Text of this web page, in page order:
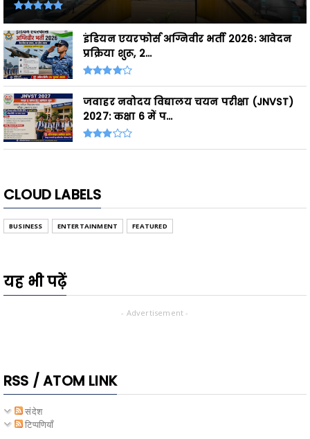
इंडियन एयरफोर्स अग्निवीर भर्ती 2026: आवेदन
प्रक्रिया शुरू, 2...
जवाहर नवोदय विद्यालय चयन परीक्षा (JNVST)
2027: कक्षा 6 में प...
CLOUD LABELS
BUSINESS ENTERTAINMENT FEATURED
यह भी पढ़ें
- Advertisement -
RSS / ATOM LINK
संदेश
टिप्पणियाँ